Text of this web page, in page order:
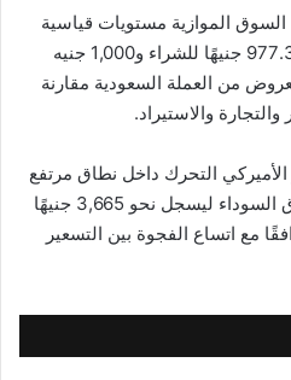
الموازية مستويات قياسية
خلال تداولات اليوم، حيث بلغ 977.33 جنيهًا للشراء و1,000 جنيه
من العملة السعودية مقارنة
والاستيراد.
التحرك داخل نطاق مرتفع
أمام الجنيه السوداني في السوق السوداء ليسجل نحو 3,665 جنيهًا
مترافقًا مع اتساع الفجوة بين التسعير